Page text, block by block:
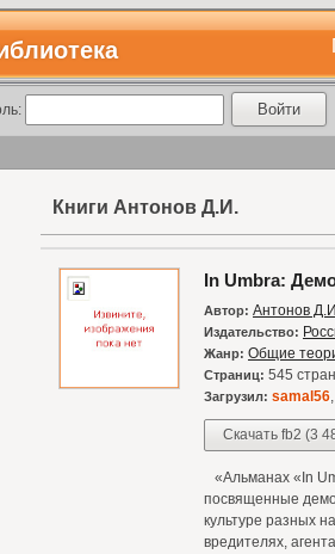
Книги Антонов Д.И.
In Umbra:
Автор: Антонов
Издательство:
Жанр: Общие
Страниц: 545
Загрузил: samal56
Скачать fb2 (3
«Альманах «In
посвященные
культуре разных
вредителях,